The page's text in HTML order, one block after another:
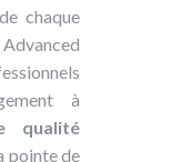
chaque
à
qualité
pointe de